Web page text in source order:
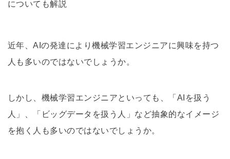
近年、AIの発達により機械学習エンジニアに興味を持つ
人も多いのではないでしょうか。
しかし、機械学習エンジニアといっても、「AIを扱う
人」、「ビッグデータを扱う人」など抽象的なイメージ
を抱く人も多いのではないでしょうか。